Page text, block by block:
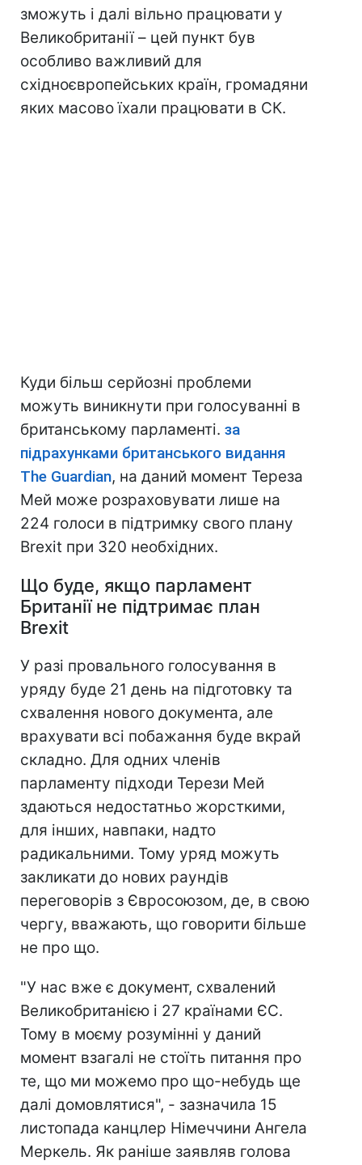
зможуть і далі вільно працювати у
Великобританії – цей пункт був
особливо важливий для
східноєвропейських країн, громадяни
яких масово їхали працювати в СК.
Куди більш серйозні проблеми
можуть виникнути при голосуванні в
британському парламенті. за
підрахунками британського видання
The Guardian, на даний момент Тереза
Мей може розраховувати лише на
224 голоси в підтримку свого плану
Brexit при 320 необхідних.
Що буде, якщо парламент
Британії не підтримає план
Brexit
У разі провального голосування в
уряду буде 21 день на підготовку та
схвалення нового документа, але
врахувати всі побажання буде вкрай
складно. Для одних членів
парламенту підходи Терези Мей
здаються недостатньо жорсткими,
для інших, навпаки, надто
радикальними. Тому уряд можуть
закликати до нових раундів
переговорів з Євросоюзом, де, в свою
чергу, вважають, що говорити більше
не про що.
"У нас вже є документ, схвалений
Великобританією і 27 країнами ЄС.
Тому в моєму розумінні у даний
момент взагалі не стоїть питання про
те, що ми можемо про що-небудь ще
далі домовлятися", - зазначила 15
листопада канцлер Німеччини Ангела
Меркель. Як раніше заявляв голова